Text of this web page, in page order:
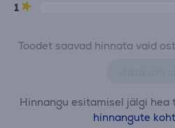
1
Toodet saavad hinnata vaid
Hinnangu esitamisel jälgi hea
hinnangute